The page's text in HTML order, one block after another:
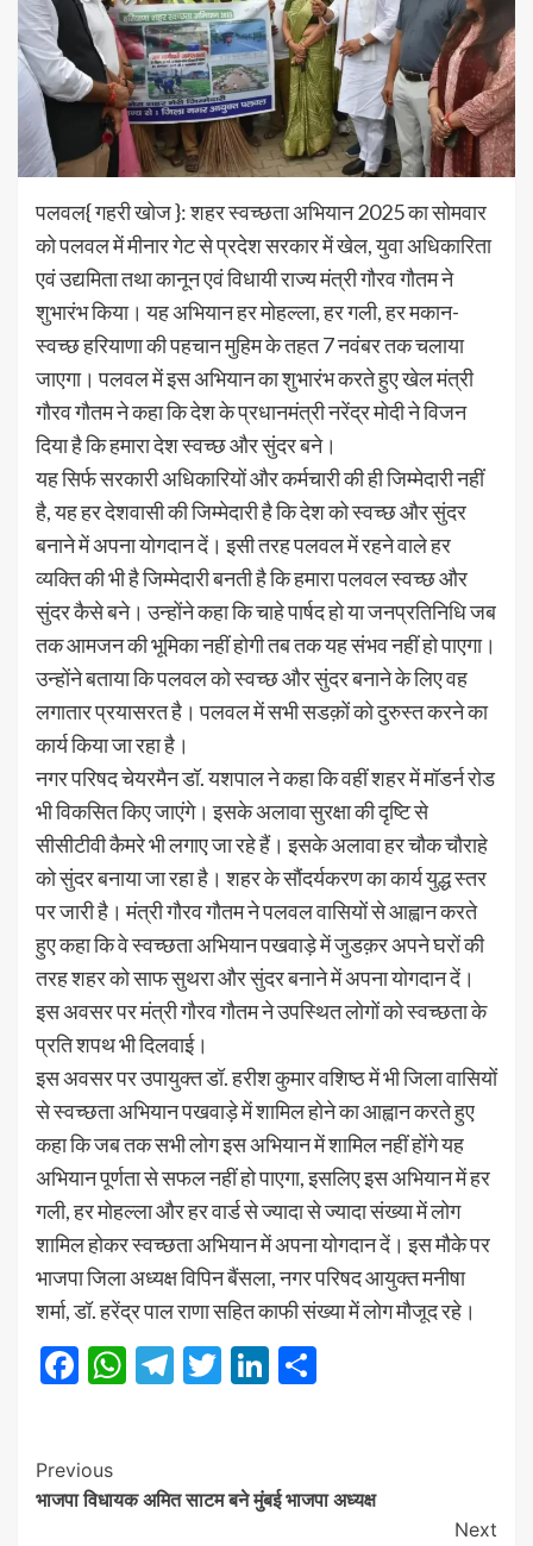
पलवल{ गहरी खोज }: शहर स्वच्छता अभियान 2025 का सोमवार
को पलवल में मीनार गेट से प्रदेश सरकार में खेल, युवा अधिकारिता
एवं उद्यमिता तथा कानून एवं विधायी राज्य मंत्री गौरव गौतम ने
शुभारंभ किया। यह अभियान हर मोहल्ला, हर गली, हर मकान-
स्वच्छ हरियाणा की पहचान मुहिम के तहत 7 नवंबर तक चलाया
जाएगा। पलवल में इस अभियान का शुभारंभ करते हुए खेल मंत्री
गौरव गौतम ने कहा कि देश के प्रधानमंत्री नरेंद्र मोदी ने विजन
दिया है कि हमारा देश स्वच्छ और सुंदर बने।
यह सिर्फ सरकारी अधिकारियों और कर्मचारी की ही जिम्मेदारी नहीं
है, यह हर देशवासी की जिम्मेदारी है कि देश को स्वच्छ और सुंदर
बनाने में अपना योगदान दें। इसी तरह पलवल में रहने वाले हर
व्यक्ति की भी है जिम्मेदारी बनती है कि हमारा पलवल स्वच्छ और
सुंदर कैसे बने। उन्होंने कहा कि चाहे पार्षद हो या जनप्रतिनिधि जब
तक आमजन की भूमिका नहीं होगी तब तक यह संभव नहीं हो पाएगा।
उन्होंने बताया कि पलवल को स्वच्छ और सुंदर बनाने के लिए वह
लगातार प्रयासरत है। पलवल में सभी सडक़ों को दुरुस्त करने का
कार्य किया जा रहा है।
नगर परिषद चेयरमैन डॉ. यशपाल ने कहा कि वहीं शहर में मॉडर्न रोड
भी विकसित किए जाएंगे। इसके अलावा सुरक्षा की दृष्टि से
सीसीटीवी कैमरे भी लगाए जा रहे हैं। इसके अलावा हर चौक चौराहे
को सुंदर बनाया जा रहा है। शहर के सौंदर्यकरण का कार्य युद्ध स्तर
पर जारी है। मंत्री गौरव गौतम ने पलवल वासियों से आह्वान करते
हुए कहा कि वे स्वच्छता अभियान पखवाड़े में जुडक़र अपने घरों की
तरह शहर को साफ सुथरा और सुंदर बनाने में अपना योगदान दें।
इस अवसर पर मंत्री गौरव गौतम ने उपस्थित लोगों को स्वच्छता के
प्रति शपथ भी दिलवाई।
इस अवसर पर उपायुक्त डॉ. हरीश कुमार वशिष्ठ में भी जिला वासियों
से स्वच्छता अभियान पखवाड़े में शामिल होने का आह्वान करते हुए
कहा कि जब तक सभी लोग इस अभियान में शामिल नहीं होंगे यह
अभियान पूर्णता से सफल नहीं हो पाएगा, इसलिए इस अभियान में हर
गली, हर मोहल्ला और हर वार्ड से ज्यादा से ज्यादा संख्या में लोग
शामिल होकर स्वच्छता अभियान में अपना योगदान दें। इस मौके पर
भाजपा जिला अध्यक्ष विपिन बैंसला, नगर परिषद आयुक्त मनीषा
शर्मा, डॉ. हरेंद्र पाल राणा सहित काफी संख्या में लोग मौजूद रहे।
Facebook
WhatsApp
Telegram
TwitterLinkedIn
Post
Navigation
Previous
भाजपा विधायक अमित साटम बने मुंबई भाजपा अध्यक्ष
Next